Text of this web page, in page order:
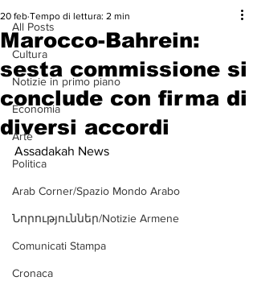
All Posts
Cultura
Notizie in primo piano
Economia
Arte
Politica
Arab Corner/Spazio Mondo Arabo
Նորություններ/Notizie Armene
Comunicati Stampa
Cronaca
Marocco-Bahrein:
sesta commissione si
conclude con firma di
diversi accordi
20 feb Tempo di lettura: 2 min
Assadakah News